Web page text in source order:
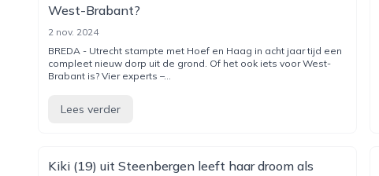
West-Brabant?
2 nov. 2024
BREDA - Utrecht stampte met Hoef en Haag in acht jaar tijd een
compleet nieuw dorp uit de grond. Of het ook iets voor West-
Brabant is? Vier experts –...
Lees verder
Kiki (19) uit Steenbergen leeft haar droom als